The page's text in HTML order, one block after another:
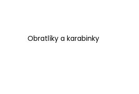
Obratlíky a karabinky